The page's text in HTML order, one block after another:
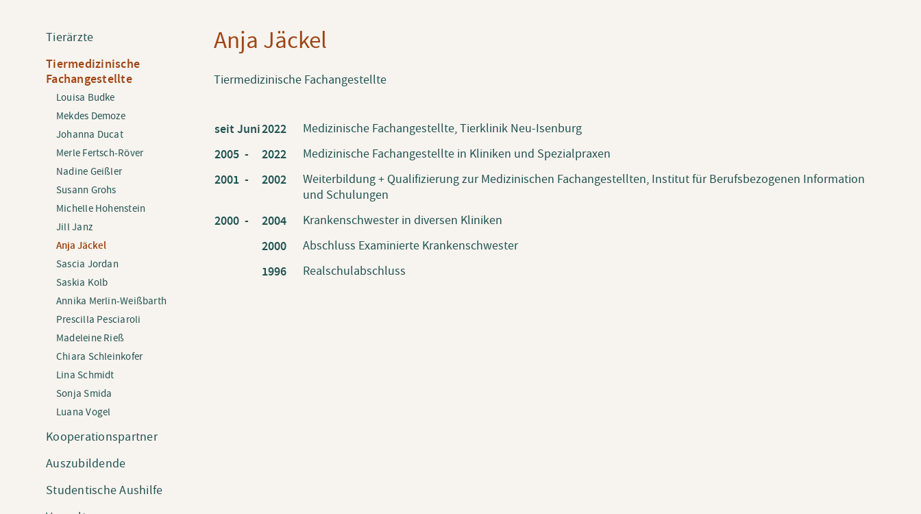
Anja Jäckel
Tiermedizinische Fachangestellte
seit Juni2022 Medizinische Fachangestellte, Tierklinik Neu-Isenburg
2005 - 2022 Medizinische Fachangestellte in Kliniken und Spezialpraxen
2001 - 2002
Weiterbildung + Qualifizierung zur Medizinischen Fachangestellten, Institut für Berufsbezogenen Information
und Schulungen
2000 - 2004 Krankenschwester in diversen Kliniken
2000 Abschluss Examinierte Krankenschwester
1996 Realschulabschluss
Navigation
Tierärzte
Tiermedizinische
Fachangestellte
Louisa Budke
Mekdes Demoze
Johanna Ducat
Merle Fertsch-Röver
Nadine Geißler
Susann Grohs
Michelle Hohenstein
Jill Janz
Anja Jäckel
Sascia Jordan
Saskia Kolb
Annika Merlin-Weißbarth
Prescilla Pesciaroli
Madeleine Rieß
Chiara Schleinkofer
Lina Schmidt
Sonja Smida
Luana Vogel
Kooperationspartner
Auszubildende
Studentische Aushilfe